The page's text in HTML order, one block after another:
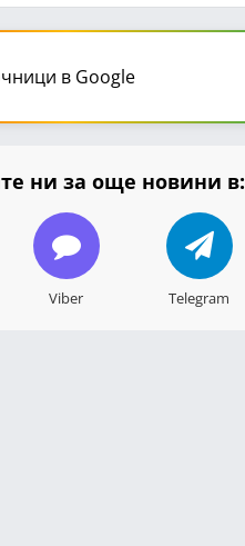
в Google
ни за още новини в:
Viber Telegram